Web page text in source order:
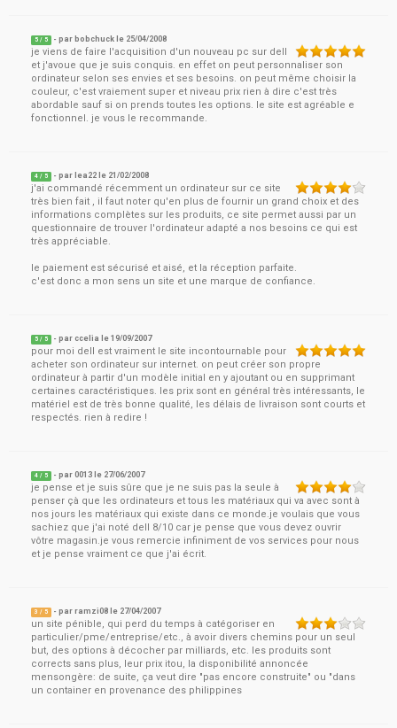
5 / 5 - par bobchuck le 25/04/2008
je viens de faire l'acquisition d'un nouveau pc sur dell
et j'avoue que je suis conquis. en effet on peut personnaliser son
ordinateur selon ses envies et ses besoins. on peut même choisir la
couleur, c'est vraiement super et niveau prix rien à dire c'est très
abordable sauf si on prends toutes les options. le site est agréable e
fonctionnel. je vous le recommande.
4 / 5 - par lea22 le 21/02/2008
j'ai commandé récemment un ordinateur sur ce site
très bien fait , il faut noter qu'en plus de fournir un grand choix et des
informations complètes sur les produits, ce site permet aussi par un
questionnaire de trouver l'ordinateur adapté a nos besoins ce qui est
très appréciable.
le paiement est sécurisé et aisé, et la réception parfaite.
c'est donc a mon sens un site et une marque de confiance.
5 / 5 - parccelia le19/09/2007
pour moi dell est vraiment le site incontournable pour
acheter son ordinateur sur internet. on peut créer son propre
ordinateur à partir d'un modèle initial en y ajoutant ou en supprimant
certaines caractéristiques. les prix sont en général très intéressants, le
matériel est de très bonne qualité, les délais de livraison sont courts et
respectés. rien à redire !
4 / 5 - par0013 le 27/06/2007
je pense et je suis sûre que je ne suis pas la seule à
penser çà que les ordinateurs et tous les matériaux qui va avec sont à
nos jours les matériaux qui existe dans ce monde.je voulais que vous
sachiez que j'ai noté dell 8/10 car je pense que vous devez ouvrir
vôtre magasin.je vous remercie infiniment de vos services pour nous
et je pense vraiment ce que j'ai écrit.
3 / 5 - parramzi08 le 27/04/2007
un site pénible, qui perd du temps à catégoriser en
particulier/pme/entreprise/etc., à avoir divers chemins pour un seul
but, des options à décocher par milliards, etc. les produits sont
corrects sans plus, leur prix itou, la disponibilité annoncée
mensongère: de suite, ça veut dire "pas encore construite" ou "dans
un container en provenance des philippines